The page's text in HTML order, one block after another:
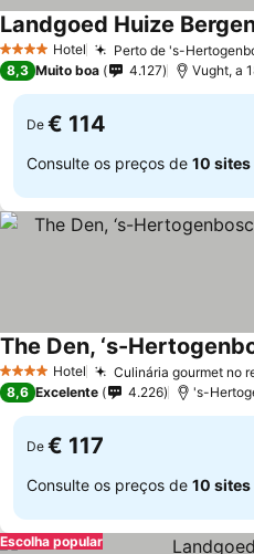
4 EstrelasHotel Perto de 's-
Landgoed Huize
8,3 Muito boa 4.127 Vught, a
De € 114
Consulte os preços de 10 sites
4 EstrelasHotel Culinária gourmet no
8,6 Excelente 4.226 's-
De € 117
Consulte os preços de 10 sites
Escolha popular